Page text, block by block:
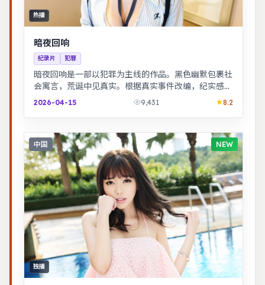
热播
暗夜回响
纪录片 犯罪
暗夜回响是一部以犯罪为主线的作品。黑色幽默包裹社
会寓言，荒诞中见真实。根据真实事件改编，纪实感
强，表演克制而富有张力。
2026-04-15 9,431 8.2
中国 NEW
独播